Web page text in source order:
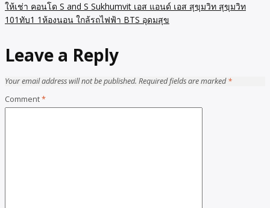
ให้เช่า คอนโด S and S Sukhumvit เอส แอนด์ เอส สุขุมวิท สุขุมวิท
101ทับ1 1ห้องนอน ใกล้รถไฟฟ้า BTS อุดมสุข
Leave a Reply
Your email address will not be published. Required fields are marked*
Comment*